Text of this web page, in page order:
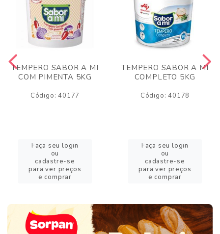
TEMPERO SABOR A MI
COM PIMENTA 5KG
Código: 40177
Faça seu login
ou
cadastre-se
para ver preços
e comprar
TEMPERO SABOR A MI
COMPLETO 5KG
Código: 40178
Faça seu login
ou
cadastre-se
para ver preços
e comprar